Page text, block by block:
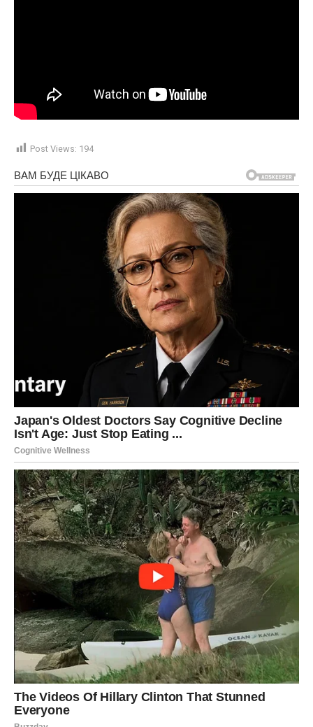
Post Views: 194